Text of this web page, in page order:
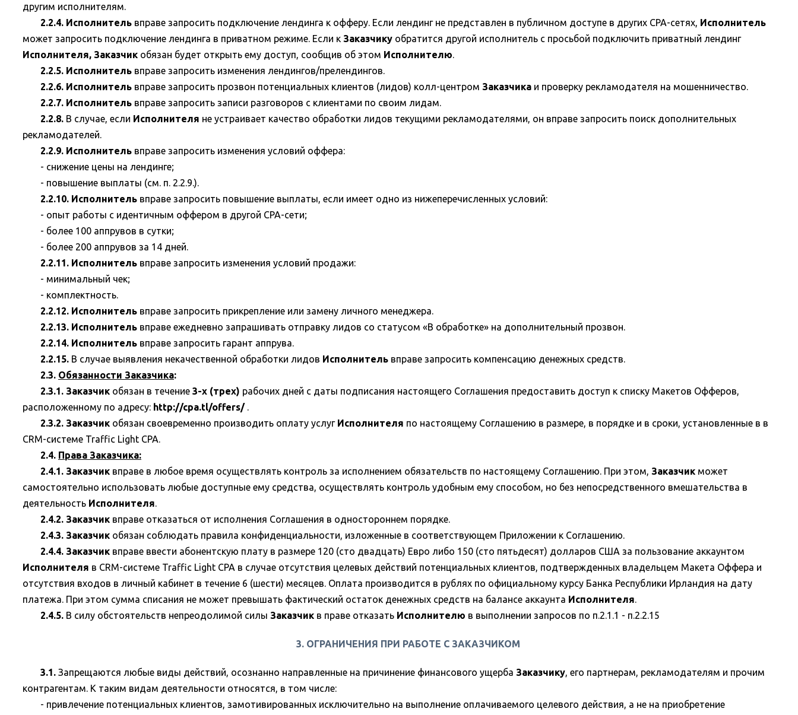
другим исполнителям.
2.2.4. Исполнитель вправе запросить подключение лендинга к офферу. Если лендинг не представлен в публичном доступе в других CPA-сетях, Исполнитель
может запросить подключение лендинга в приватном режиме. Если к Заказчику обратится другой исполнитель с просьбой подключить приватный лендинг
Исполнителя, Заказчик обязан будет открыть ему доступ, сообщив об этом Исполнителю.
2.2.5. Исполнитель вправе запросить изменения лендингов/прелендингов.
2.2.6. Исполнитель вправе запросить прозвон потенциальных клиентов (лидов) колл-центром Заказчика и проверку рекламодателя на мошенничество.
2.2.7. Исполнитель вправе запросить записи разговоров с клиентами по своим лидам.
2.2.8. В случае, если Исполнителя не устраивает качество обработки лидов текущими рекламодателями, он вправе запросить поиск дополнительных
рекламодателей.
2.2.9. Исполнитель вправе запросить изменения условий оффера:
- снижение цены на лендинге;
- повышение выплаты (см. п. 2.2.9.).
2.2.10. Исполнитель вправе запросить повышение выплаты, если имеет одно из нижеперечисленных условий:
- опыт работы с идентичным оффером в другой CPA-сети;
- более 100 аппрувов в сутки;
- более 200 аппрувов за 14 дней.
2.2.11. Исполнитель вправе запросить изменения условий продажи:
- минимальный чек;
- комплектность.
2.2.12. Исполнитель вправе запросить прикрепление или замену личного менеджера.
2.2.13. Исполнитель вправе ежедневно запрашивать отправку лидов со статусом «В обработке» на дополнительный прозвон.
2.2.14. Исполнитель вправе запросить гарант аппрува.
2.2.15. В случае выявления некачественной обработки лидов Исполнитель вправе запросить компенсацию денежных средств.
2.3. Обязанности Заказчика:
2.3.1. Заказчик обязан в течение 3-х (трех) рабочих дней с даты подписания настоящего Соглашения предоставить доступ к списку Макетов Офферов,
расположенному по адресу: http://cpa.tl/offers/.
2.3.2. Заказчик обязан своевременно производить оплату услуг Исполнителя по настоящему Соглашению в размере, в порядке и в сроки, установленные в в
CRM-системе Traffic Light CPA.
2.4. Права Заказчика:
2.4.1. Заказчик вправе в любое время осуществлять контроль за исполнением обязательств по настоящему Соглашению. При этом, Заказчик может
самостоятельно использовать любые доступные ему средства, осуществлять контроль удобным ему способом, но без непосредственного вмешательства в
деятельность Исполнителя.
2.4.2. Заказчик вправе отказаться от исполнения Соглашения в одностороннем порядке.
2.4.3. Заказчик обязан соблюдать правила конфиденциальности, изложенные в соответствующем Приложении к Соглашению.
2.4.4. Заказчик вправе ввести абонентскую плату в размере 120 (сто двадцать) Евро либо 150 (сто пятьдесят) долларов США за пользование аккаунтом
Исполнителя в CRM-системе Traffic Light CPA в случае отсутствия целевых действий потенциальных клиентов, подтвержденных владельцем Макета Оффера и
отсутствия входов в личный кабинет в течение 6 (шести) месяцев. Оплата производится в рублях по официальному курсу Банка Республики Ирландия на дату
платежа. При этом сумма списания не может превышать фактический остаток денежных средств на балансе аккаунта Исполнителя.
2.4.5. В силу обстоятельств непреодолимой силы Заказчик в праве отказать Исполнителю в выполнении запросов по п.2.1.1 - п.2.2.15
3. ОГРАНИЧЕНИЯ ПРИ РАБОТЕ С ЗАКАЗЧИКОМ
3.1. Запрещаются любые виды действий, осознанно направленные на причинение финансового ущерба Заказчику, его партнерам, рекламодателям и прочим
контрагентам. К таким видам деятельности относятся, в том числе:
- привлечение потенциальных клиентов, замотивированных исключительно на выполнение оплачиваемого целевого действия, а не на приобретение